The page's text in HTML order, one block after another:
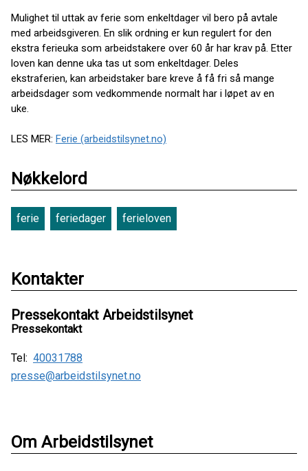
Mulighet til uttak av ferie som enkeltdager vil bero på avtale
med arbeidsgiveren. En slik ordning er kun regulert for den
ekstra ferieuka som arbeidstakere over 60 år har krav på. Etter
loven kan denne uka tas ut som enkeltdager. Deles
ekstraferien, kan arbeidstaker bare kreve å få fri så mange
arbeidsdager som vedkommende normalt har i løpet av en
uke.
LES MER: Ferie (arbeidstilsynet.no)
Nøkkelord
ferie feriedager ferieloven
Kontakter
Pressekontakt Arbeidstilsynet
Pressekontakt
Tel: 40031788
presse@arbeidstilsynet.no
Om Arbeidstilsynet